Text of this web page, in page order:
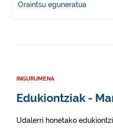
Oraintsu eguneratua
INGURUMENA
Edukiontziak -
Udalerri honetako